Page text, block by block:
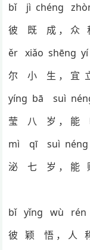
bǐ jì chéng
彼 既 成 ， 众
ěr xiǎo shēng
尔 小 生 ， 宜
yíng bā suì
莹 八 岁 ， 能
mì qī suì
泌 七 岁 ， 能
bǐ yǐng wù rén
彼 颖 悟 ， 人